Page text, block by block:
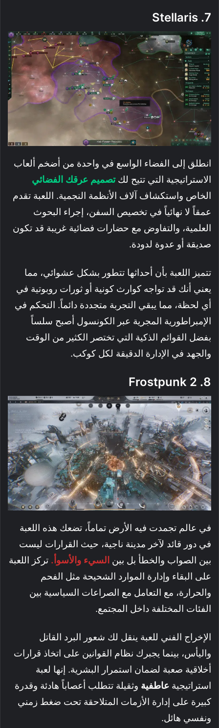
7. Stellaris
انطلق إلى الفضاء الواسع في واحدة من أضخم ألعاب
الاستراتيجية التي تتيح لكتصميم عرقك الفضائي
الخاص واستكشاف آلاف الأنظمة النجمية. اللعبة تقدم
عمقاً لا نهائياً في تخصيص السفن، إجراء البحوث
العلمية، والتفاوض مع حضارات فضائية غريبة قد تكون
صديقة أو عدوة لدودة.
تتميز اللعبة بأن أحداثها تتطور بشكل عشوائي، مما
يعني أنك قد تواجه كوارث كونية أو ثورات روبوتية في
أي لحظة، مما يبقي التجربة متجددة دائماً. التحكم في
الإمبراطورية المجرية عبر الكونسول أصبح سلساً
بفضل القوائم الذكية التي تختصر الكثير من الوقت
والجهد في الإدارة الدقيقة لكل كوكب.
8. Frostpunk 2
في عالم تجمدت فيه الأرض تماماً، تضعك هذه اللعبة
في دور قائد لآخر مدينة ناجية، حيث القرارات ليست
بين الصواب والخطأ بل بين السيء والأسوأ. تركز اللعبة
على البقاء وإدارة الموارد الشحيحة مثل الفحم
والحرارة، مع التعامل مع الصراعات السياسية بين
الفئات المختلفة داخل المجتمع.
الإخراج الفني للعبة ينقل لك شعور البرد القاتل
واليأس، بينما يجبرك نظام القوانين على اتخاذ قرارات
أخلاقية صعبة لضمان استمرار البشرية. إنها لعبة
استراتيجية عاطفية وثقيلة تتطلب أعصاباً هادئة وقدرة
كبيرة على إدارة الأزمات المتلاحقة تحت ضغط زمني
ونفسي هائل.